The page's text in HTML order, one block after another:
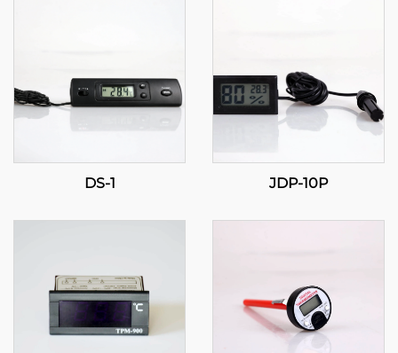
DS-1 JDP-10P